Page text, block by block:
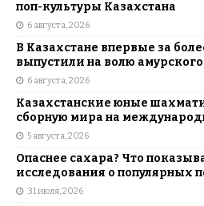
поп-культуры Казахстана
6 августа, 2026
В Казахстане впервые за
выпустили на волю
6 августа, 2026
Казахстанские юные
сборную мира на
5 августа, 2026
Опаснее сахара? Что
исследования о популярных
31 июля, 2026